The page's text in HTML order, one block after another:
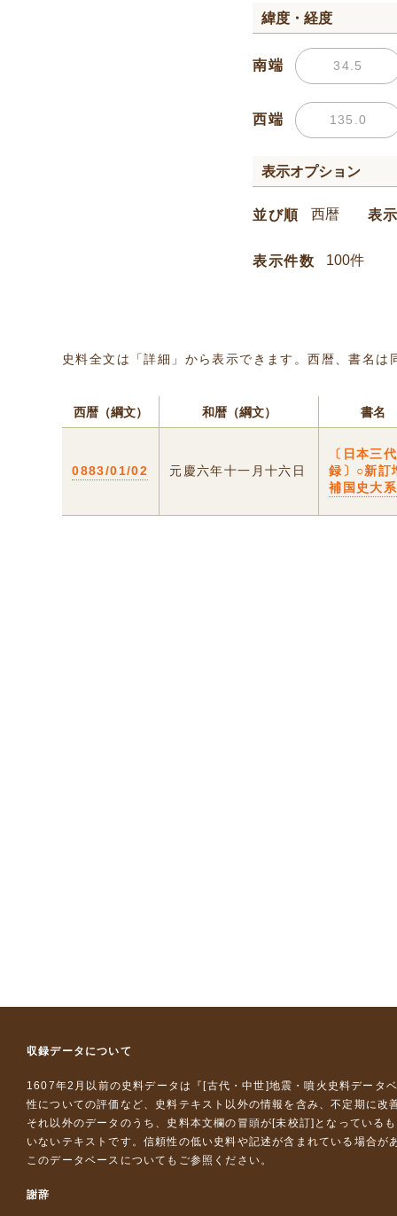
緯度・経度
南端
西端
表示オプション
並び順 表
表示件数
史料全文は「詳細」から表示できます。西暦、書名
西暦（綱文） 和暦（綱文） 書名
0883/01/02 元慶六年十一月十六日
〔日本三
録〕○新訂
補国史大系
収録データについて
1607年2月以前の史料データは『 [古代・中世]地震・噴火史料データ
性についての評価など、史料テキスト以外の情報を含み、不定期に改
それ以外のデータのうち、史料本文欄の冒頭が[未校訂]となっている
いないテキストです。信頼性の低い史料や記述が含まれている場合が
このデータベースについて もご参照ください。
謝辞